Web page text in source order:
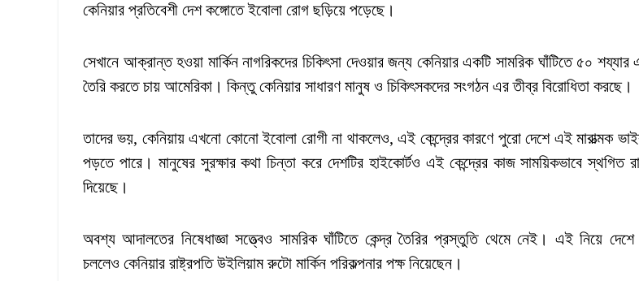
কেনিয়ার প্রতিবেশী দেশ কঙ্গোতে ইবোলা রোগ ছড়িয়ে পড়েছে।
সেখানে আক্রান্ত হওয়া মার্কিন নাগরিকদের চিকিৎসা দেওয়ার জন্য কেনিয়ার একটি সামরিক ঘাঁটিতে ৫০ শয্যার
তৈরি করতে চায় আমেরিকা। কিন্তু কেনিয়ার সাধারণ মানুষ ও চিকিৎসকদের সংগঠন এর তীব্র বিরোধিতা করছে।
তাদের ভয়, কেনিয়ায় এখনো কোনো ইবোলা রোগী না থাকলেও, এই কেন্দ্রের কারণে পুরো দেশে এই মারাত্মক
পড়তে পারে। মানুষের সুরক্ষার কথা চিন্তা করে দেশটির হাইকোর্টও এই কেন্দ্রের কাজ সাময়িকভাবে স্থগিত
দিয়েছে।
অবশ্য আদালতের নিষেধাজ্ঞা সত্ত্বেও সামরিক ঘাঁটিতে কেন্দ্র তৈরির প্রস্তুতি থেমে নেই। এই নিয়ে
চললেও কেনিয়ার রাষ্ট্রপতি উইলিয়াম রুটো মার্কিন পরিকল্পনার পক্ষ নিয়েছেন।